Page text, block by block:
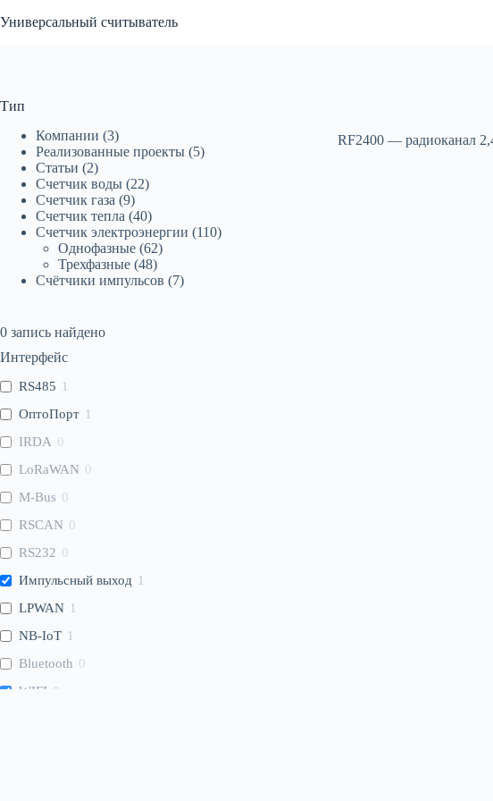
к
Универсальный считыватель
RF2400 — радиоканал
Тип
Компании (3)
Реализованные проекты (5)
Статьи (2)
Счетчик воды (22)
Счетчик газа (9)
Счетчик тепла (40)
Счетчик электроэнергии (110)
Однофазные (62)
Трехфазные (48)
Счётчики импульсов (7)
0 запись найдено
Интерфейс
RS485 1
ОптоПорт 1
IRDA 0
LoRaWAN 0
M-Bus 0
RSCAN 0
RS232 0
Импульсный выход 1
LPWAN 1
NB-IoT 1
Bluetooth 0
WIFI 0